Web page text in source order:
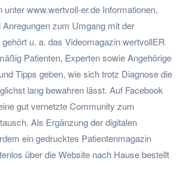
unter www.wertvoll-er.de Informationen,
zum Umgang mit der
u. a. das Videomagazin wertvollER
Patienten, Experten sowie Angehörige
Tipps geben, wie sich trotz Diagnose die
lang bewahren lässt. Auf Facebook
gut vernetzte Community zum
Als Ergänzung der digitalen
ein gedrucktes Patientenmagazin
über die Website nach Hause bestellt